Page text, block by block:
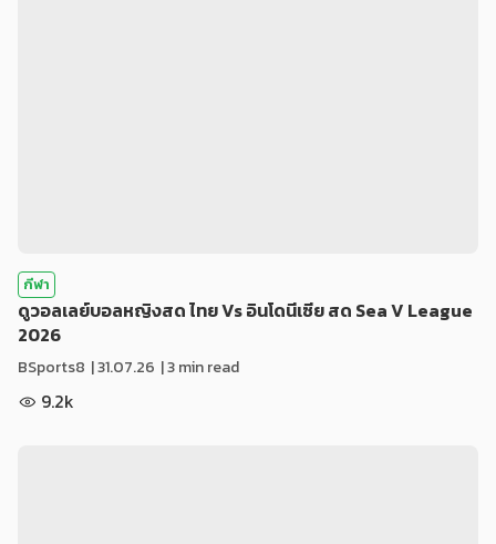
กีฬา
ดูวอลเลย์บอลหญิงสด ไทย Vs อินโดนีเซีย สด Sea V League
2026
BSports8 |31.07.26 | 3 min read
9.2k